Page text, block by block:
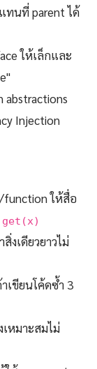
ทนที่ parent ได้
ให้เล็กและ
abstractions
Injection
ให้สื่อ
get(x)
งเดียวยาวไม่
เขียนโค้ดซ้ำ 3
หมาะสมไม่